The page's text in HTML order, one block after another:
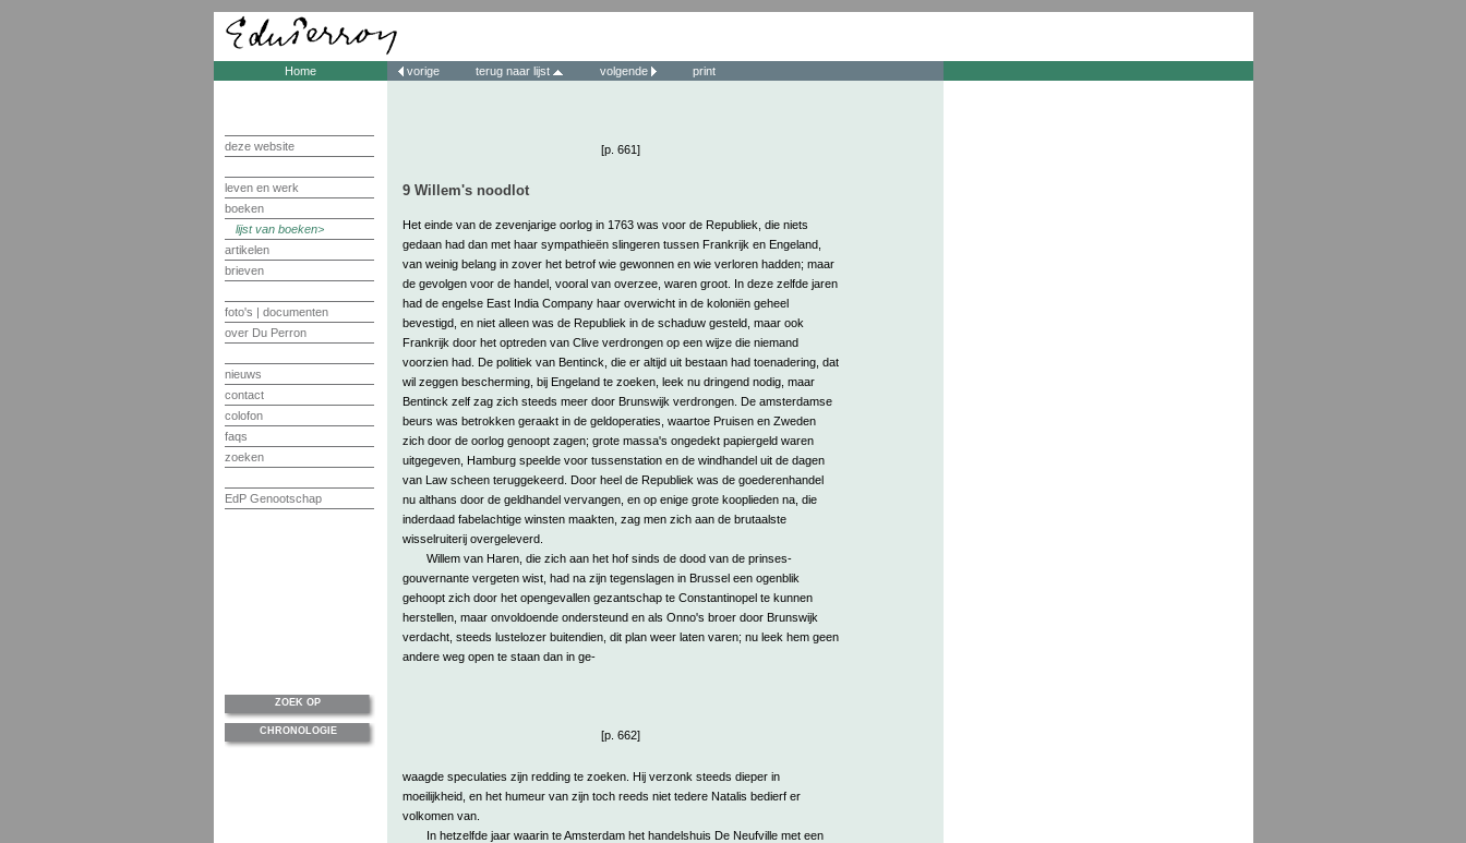
Home
deze website
leven en werk
boeken
lijst van boeken
artikelen
brieven
foto's | documenten
over Du Perron
nieuws
contact
colofon
faqs
zoeken
EdP Genootschap
vorige terug naar lijst volgende print
[p. 661]
9 Willem's noodlot
Het einde van de zevenjarige oorlog in 1763 was voor de Republiek, die niets
gedaan had dan met haar sympathieën slingeren tussen Frankrijk en Engeland,
van weinig belang in zover het betrof wie gewonnen en wie verloren hadden; maar
de gevolgen voor de handel, vooral van overzee, waren groot. In deze zelfde jaren
had de engelse East India Company haar overwicht in de koloniën geheel
bevestigd, en niet alleen was de Republiek in de schaduw gesteld, maar ook
Frankrijk door het optreden van Clive verdrongen op een wijze die niemand
voorzien had. De politiek van Bentinck, die er altijd uit bestaan had toenadering, dat
wil zeggen bescherming, bij Engeland te zoeken, leek nu dringend nodig, maar
Bentinck zelf zag zich steeds meer door Brunswijk verdrongen. De amsterdamse
beurs was betrokken geraakt in de geldoperaties, waartoe Pruisen en Zweden
zich door de oorlog genoopt zagen; grote massa's ongedekt papiergeld waren
uitgegeven, Hamburg speelde voor tussenstation en de windhandel uit de dagen
van Law scheen teruggekeerd. Door heel de Republiek was de goederenhandel
nu althans door de geldhandel vervangen, en op enige grote kooplieden na, die
inderdaad fabelachtige winsten maakten, zag men zich aan de brutaalste
wisselruiterij overgeleverd.
Willem van Haren, die zich aan het hof sinds de dood van de prinses-
gouvernante vergeten wist, had na zijn tegenslagen in Brussel een ogenblik
gehoopt zich door het opengevallen gezantschap te Constantinopel te kunnen
herstellen, maar onvoldoende ondersteund en als Onno's broer door Brunswijk
verdacht, steeds lustelozer buitendien, dit plan weer laten varen; nu leek hem geen
andere weg open te staan dan in ge-
[p. 662]
waagde speculaties zijn redding te zoeken. Hij verzonk steeds dieper in
moeilijkheid, en het humeur van zijn toch reeds niet tedere Natalis bedierf er
volkomen van.
In hetzelfde jaar waarin te Amsterdam het handelshuis De Neufville met een
ZOEK OP
CHRONOLOGIE